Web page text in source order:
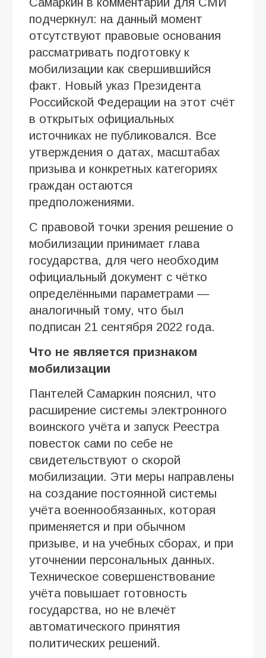
подчеркнул: на данный момент
отсутствуют правовые основания
рассматривать подготовку к
мобилизации как свершившийся
факт. Новый указ Президента
Российской Федерации на этот счёт
в открытых официальных
источниках не публиковался. Все
утверждения о датах, масштабах
призыва и конкретных категориях
граждан остаются
предположениями.
С правовой точки зрения решение о
мобилизации принимает глава
государства, для чего необходим
официальный документ с чётко
определёнными параметрами —
аналогичный тому, что был
подписан 21 сентября 2022 года.
Что не является признаком
мобилизации
Пантелей Самаркин пояснил, что
расширение системы электронного
воинского учёта и запуск Реестра
повесток сами по себе не
свидетельствуют о скорой
мобилизации. Эти меры направлены
на создание постоянной системы
учёта военнообязанных, которая
применяется и при обычном
призыве, и на учебных сборах, и при
уточнении персональных данных.
Техническое совершенствование
учёта повышает готовность
государства, но не влечёт
автоматического принятия
политических решений.